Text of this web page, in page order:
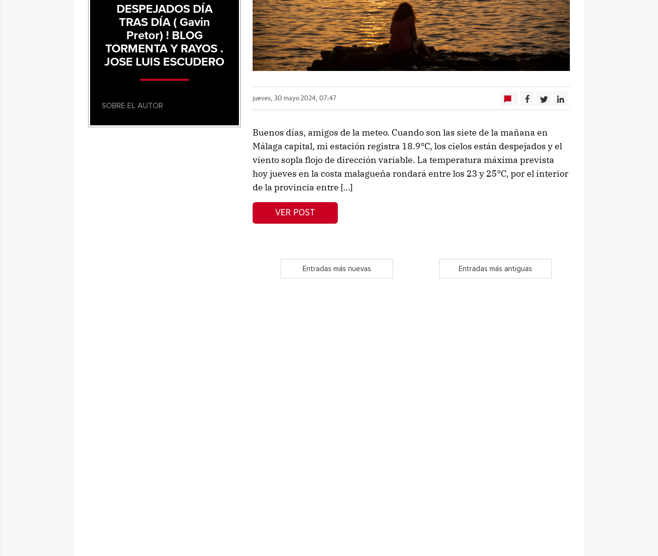
jueves, 30 mayo 2024, 07:47
Buenos días, amigos de la meteo. Cuando son las siete de la mañana en
Málaga capital, mi estación registra 18.9°C, los cielos están despejados y el
viento sopla flojo de dirección variable. La temperatura máxima prevista
hoy jueves en la costa malagueña rondará entre los 23 y 25°C, por el interior
de la provincia entre […]
VER POST
Entradas más nuevas Entradas más antiguas
DESPEJADOS DÍA
TRAS DÍA ( Gavin
Pretor) ! BLOG
TORMENTA Y RAYOS .
JOSE LUIS ESCUDERO
SOBRE EL AUTOR